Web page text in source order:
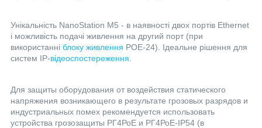
Унікальність NanoStation M5 - в наявності двох портів Ethernet
і можливість подачі живлення на другий порт (при
використанні блоку живлення POE-24). Ідеальне рішення для
систем IP-відеоспостереження
Для защиты оборудования от воздействия статического
напряжения возникающего в результате грозовых разрядов и
индустриальных помех рекомендуется использовать
устройства грозозащиты РГ4РоЕ и РГ4РоЕ-IP54 (в